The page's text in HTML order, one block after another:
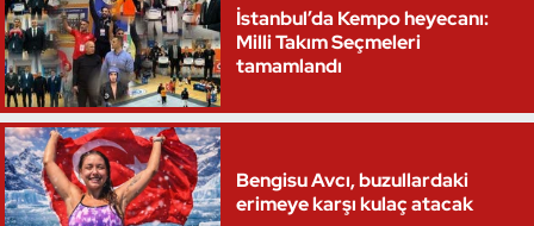
İstanbul’da Kempo heyecanı:
Milli Takım Seçmeleri
tamamlandı
Bengisu Avcı, buzullardaki
erimeye karşı kulaç atacak
Tekvando
Tenis
Triatlon
Voleybol